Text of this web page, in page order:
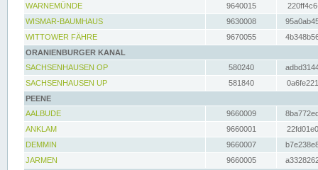
WARNEMÜNDE
9640015
WISMAR-BAUMHAUS
9630008
WITTOWER FÄHRE
9670055
ORANIENBURGER KANAL
SACHSENHAUSEN OP
580240
SACHSENHAUSEN UP
581840
PEENE
AALBUDE
9660009
ANKLAM
9660001
DEMMIN
9660007
JARMEN
9660005